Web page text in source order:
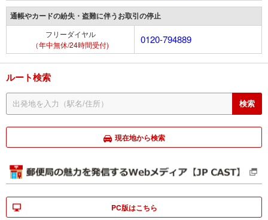
通帳やカードの紛失・盗難に伴うお取引の停止
フリーダイヤル
（年中無休/24時間受付)
0120-794889
ルート検索
現在地から検索
PC版はこちら